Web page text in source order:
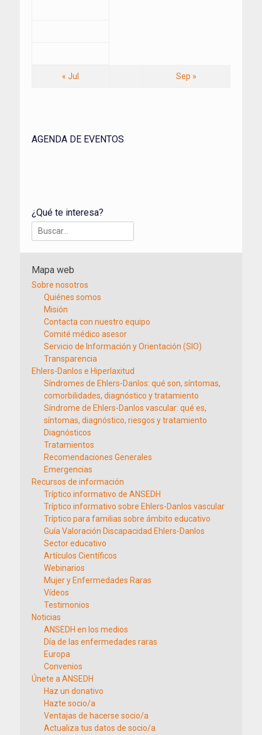
« Jul Sep »
AGENDA DE EVENTOS
¿Qué te interesa?
Buscar:
Mapa web
Sobre nosotros
Quiénes somos
Misión
Contacta con nuestro equipo
Comité médico asesor
Servicio de Información y Orientación (SIO)
Transparencia
Ehlers-Danlos e Hiperlaxitud
Síndromes de Ehlers-Danlos: qué son, síntomas,
comorbilidades, diagnóstico y tratamiento
Síndrome de Ehlers-Danlos vascular: qué es,
síntomas, diagnóstico, riesgos y tratamiento
Diagnósticos
Tratamientos
Recomendaciones Generales
Emergencias
Recursos de información
Tríptico informativo de ANSEDH
Tríptico informativo sobre Ehlers-Danlos vascular
Tríptico para familias sobre ámbito educativo
Guía Valoración Discapacidad Ehlers-Danlos
Sector educativo
Artículos Científicos
Webinarios
Mujer y Enfermedades Raras
Vídeos
Testimonios
Noticias
ANSEDH en los medios
Día de las enfermedades raras
Europa
Convenios
Únete a ANSEDH
Haz un donativo
Hazte socio/a
Ventajas de hacerse socio/a
Actualiza tus datos de socio/a